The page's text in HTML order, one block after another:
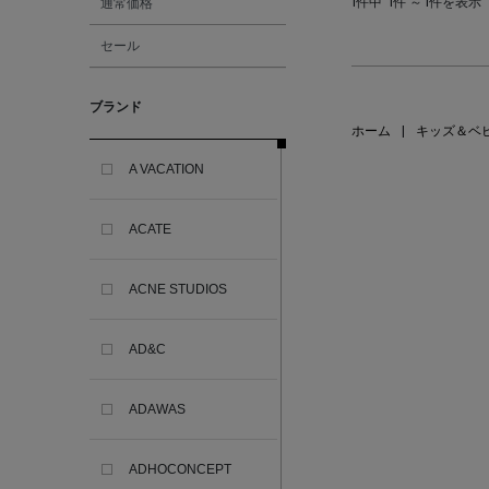
通常価格
セール
ブランド
A VACATION
ACATE
ACNE STUDIOS
AD&C
ADAWAS
ADHOCONCEPT
1件中 1件 ～ 1件を表示
ホーム キッズ＆ベ